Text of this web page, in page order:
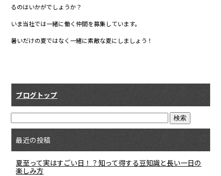
るのはいかがでしょうか？
いま当社では一緒に働く仲間を募集しています。
暑いだけの夏ではなく一緒に素敵な夏にしましょう！
ブログトップ
最近の投稿
夏至って実はすごい日！？知って得する豆知識と長い一日の
楽しみ方